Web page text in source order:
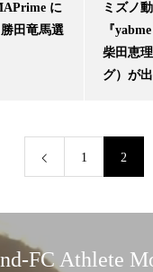
に
田竜馬選
ミズノ
『
柴田恵
グ）が
1 2
FC Athlete